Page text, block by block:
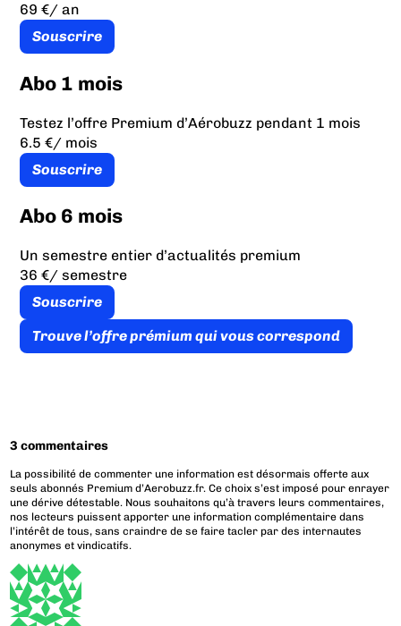
69 €/ an
Souscrire
Abo 1 mois
Testez l’offre Premium d’Aérobuzz pendant 1 mois
6.5 €/ mois
Souscrire
Abo 6 mois
Un semestre entier d’actualités premium
36 €/ semestre
Souscrire
Trouve l’offre prémium qui vous correspond
3 commentaires
La possibilité de commenter une information est désormais offerte aux
seuls abonnés Premium d’Aerobuzz.fr. Ce choix s’est imposé pour enrayer
une dérive détestable. Nous souhaitons qu’à travers leurs commentaires,
nos lecteurs puissent apporter une information complémentaire dans
l’intérêt de tous, sans craindre de se faire tacler par des internautes
anonymes et vindicatifs.